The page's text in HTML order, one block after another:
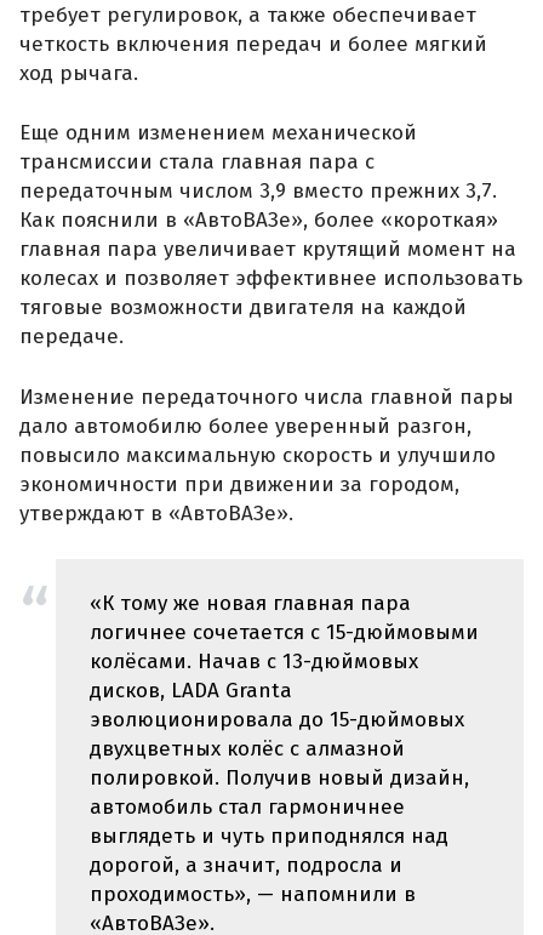
требует регулировок, а также обеспечивает
четкость включения передач и более мягкий
ход рычага.
Еще одним изменением механической
трансмиссии стала главная пара с
передаточным числом 3,9 вместо прежних 3,7.
Как пояснили в «АвтоВАЗе», более «короткая»
главная пара увеличивает крутящий момент на
колесах и позволяет эффективнее использовать
тяговые возможности двигателя на каждой
передаче.
Изменение передаточного числа главной пары
дало автомобилю более уверенный разгон,
повысило максимальную скорость и улучшило
экономичности при движении за городом,
утверждают в «АвтоВАЗе».
«К тому же новая главная пара
логичнее сочетается с 15-дюймовыми
колёсами. Начав с 13-дюймовых
дисков, LADA Granta
эволюционировала до 15-дюймовых
двухцветных колёс с алмазной
полировкой. Получив новый дизайн,
автомобиль стал гармоничнее
выглядеть и чуть приподнялся над
дорогой, а значит, подросла и
проходимость», — напомнили в
«АвтоВАЗе».